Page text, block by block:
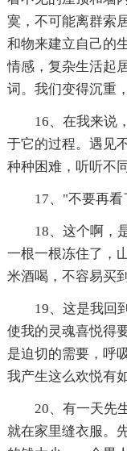
寞，不可能离群索
和物来建立自己的
情感，复杂生活起
词。我们变得沉重
16、在我来说
于它的过程。遇见
种种困难，听听不
17、"不要再看
18、这个啊，
一根一根冻住了，
米酒喝，不容易买
19、这是我回
使我的灵魂喜悦得
是迫切的需要，呼
我产生这么欢悦有
20、有一天先
就在家里缝衣服。